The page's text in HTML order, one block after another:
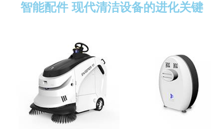
智能配件 现代清洁设备的进化关键